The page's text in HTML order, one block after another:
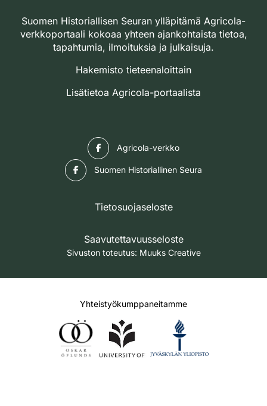
Suomen Historiallisen Seuran ylläpitämä Agricola-
verkkoportaali kokoaa yhteen ajankohtaista tietoa,
tapahtumia, ilmoituksia ja julkaisuja.
Hakemisto tieteenaloittain
Lisätietoa Agricola-portaalista
Agricola-verkko
Suomen Historiallinen Seura
Tietosuojaseloste
Saavutettavuusseloste
Sivuston toteutus: Muuks Creative
Yhteistyökumppaneitamme